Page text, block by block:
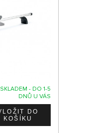
SKLADEM - DO 1-5
DNŮ U VÁS